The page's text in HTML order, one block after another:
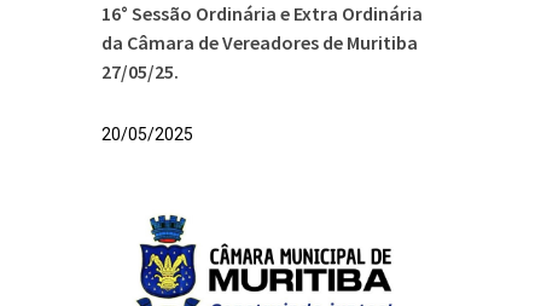
16° Sessão Ordinária e Extra Ordinária
da Câmara de Vereadores de Muritiba
27/05/25.
20/05/2025